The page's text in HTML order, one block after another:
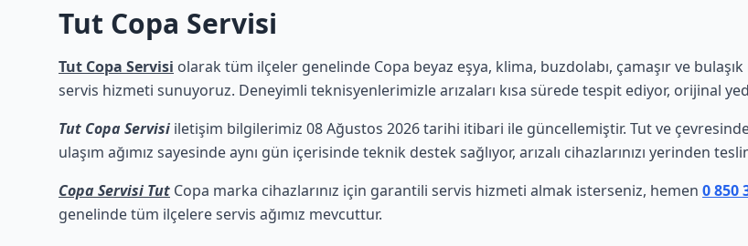
Tut Copa Servisi
Tut Copa Servisi olarak tüm ilçeler genelinde Copa beyaz eşya, klima, buzdolabı, çamaşır ve
servis hizmeti sunuyoruz. Deneyimli teknisyenlerimizle arızaları kısa sürede tespit ediyor, orijinal
Tut Copa Servisi iletişim bilgilerimiz 08 Ağustos 2026 tarihi itibari ile güncellemiştir. Tut ve
ulaşım ağımız sayesinde aynı gün içerisinde teknik destek sağlıyor, arızalı cihazlarınızı yerinden
Copa Servisi Tut Copa marka cihazlarınız için garantili servis hizmeti almak isterseniz, hemen 0 850
genelinde tüm ilçelere servis ağımız mevcuttur.